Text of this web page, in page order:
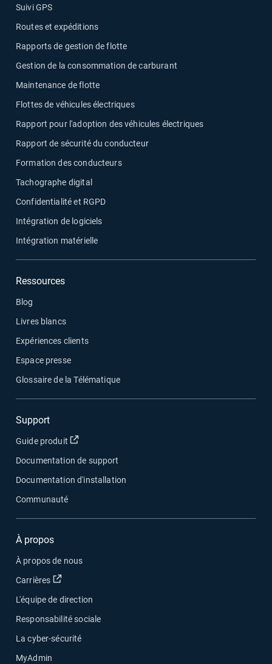
Suivi GPS
Routes et expéditions
Rapports de gestion de flotte
Gestion de la consommation de carburant
Maintenance de flotte
Flottes de véhicules électriques
Rapport pour l'adoption des véhicules électriques
Rapport de sécurité du conducteur
Formation des conducteurs
Tachographe digital
Confidentialité et RGPD
Intégration de logiciels
Intégration matérielle
Ressources
Blog
Livres blancs
Expériences clients
Espace presse
Glossaire de la Télématique
Support
Guide produit Ouvrir dans une nouvelle fenêtre
Documentation de support
Documentation d'installation
Communauté
À propos
À propos de nous
Carrières
Ouvrir dans une nouvelle fenêtre
L'équipe de direction
Responsabilité sociale
La cyber-sécurité
MyAdmin